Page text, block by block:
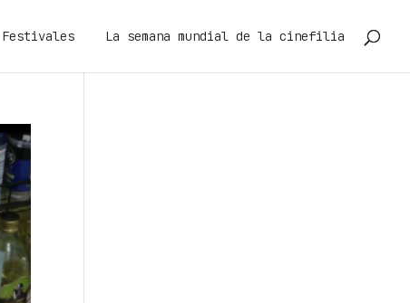
Festivales La semana mundial de la cinefilia